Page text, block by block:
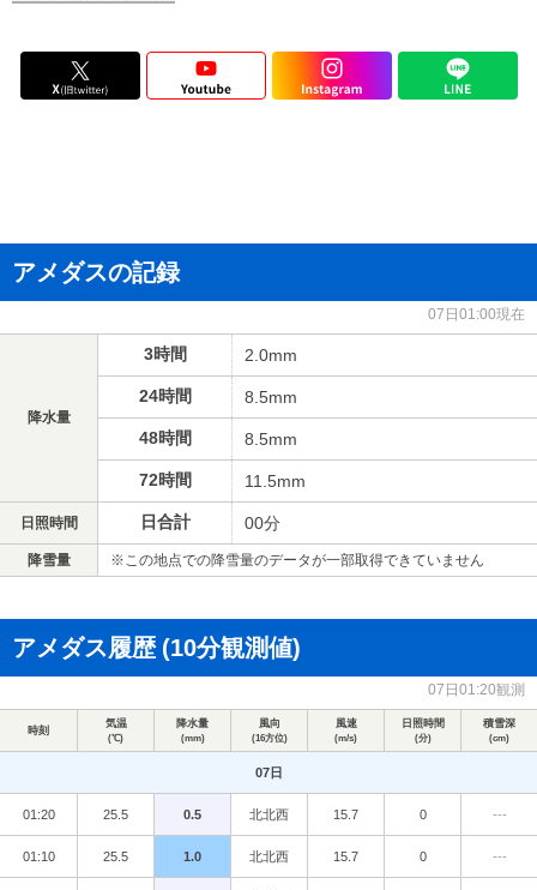
アメダスの記録
07日01:00現在
降水量
3時間 2.0mm
24時間 8.5mm
48時間 8.5mm
72時間 11.5mm
日照時間 日合計 00分
降雪量 ※この地点での降雪量のデータが一部取得できていません
アメダス履歴 (10分観測値)
07日01:20観測
時刻
気温
(℃)
降水量
(mm)
風向
(16方位)
風速
(m/s)
日照時間
(分)
積雪深
(cm)
07日
01:20 25.5 0.5 北北西 15.7 0 ---
01:10 25.5 1.0 北北西 15.7 0 ---